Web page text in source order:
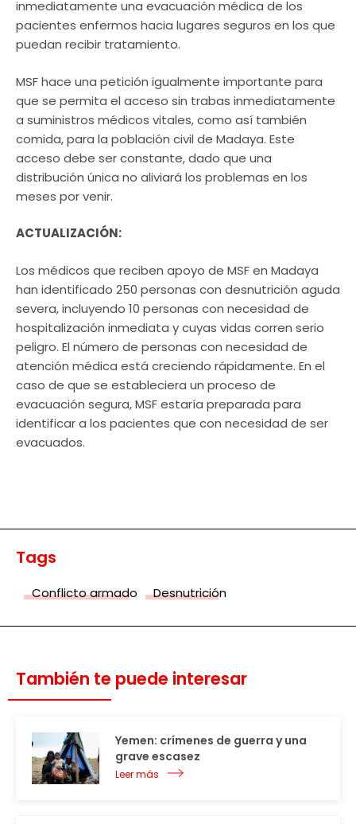
inmediatamente una evacuación médica de los
pacientes enfermos hacia lugares seguros en los que
puedan recibir tratamiento.
MSF hace una petición igualmente importante para
que se permita el acceso sin trabas inmediatamente
a suministros médicos vitales, como así también
comida, para la población civil de Madaya. Este
acceso debe ser constante, dado que una
distribución única no aliviará los problemas en los
meses por venir.
ACTUALIZACIÓN:
Los médicos que reciben apoyo de MSF en Madaya
han identificado 250 personas con desnutrición aguda
severa, incluyendo 10 personas con necesidad de
hospitalización inmediata y cuyas vidas corren serio
peligro. El número de personas con necesidad de
atención médica está creciendo rápidamente. En el
caso de que se estableciera un proceso de
evacuación segura, MSF estaría preparada para
identificar a los pacientes que con necesidad de ser
evacuados.
Tags
Conflicto armado Desnutrición
También te puede interesar
Yemen: crímenes de guerra y una
grave escasez
Leer más